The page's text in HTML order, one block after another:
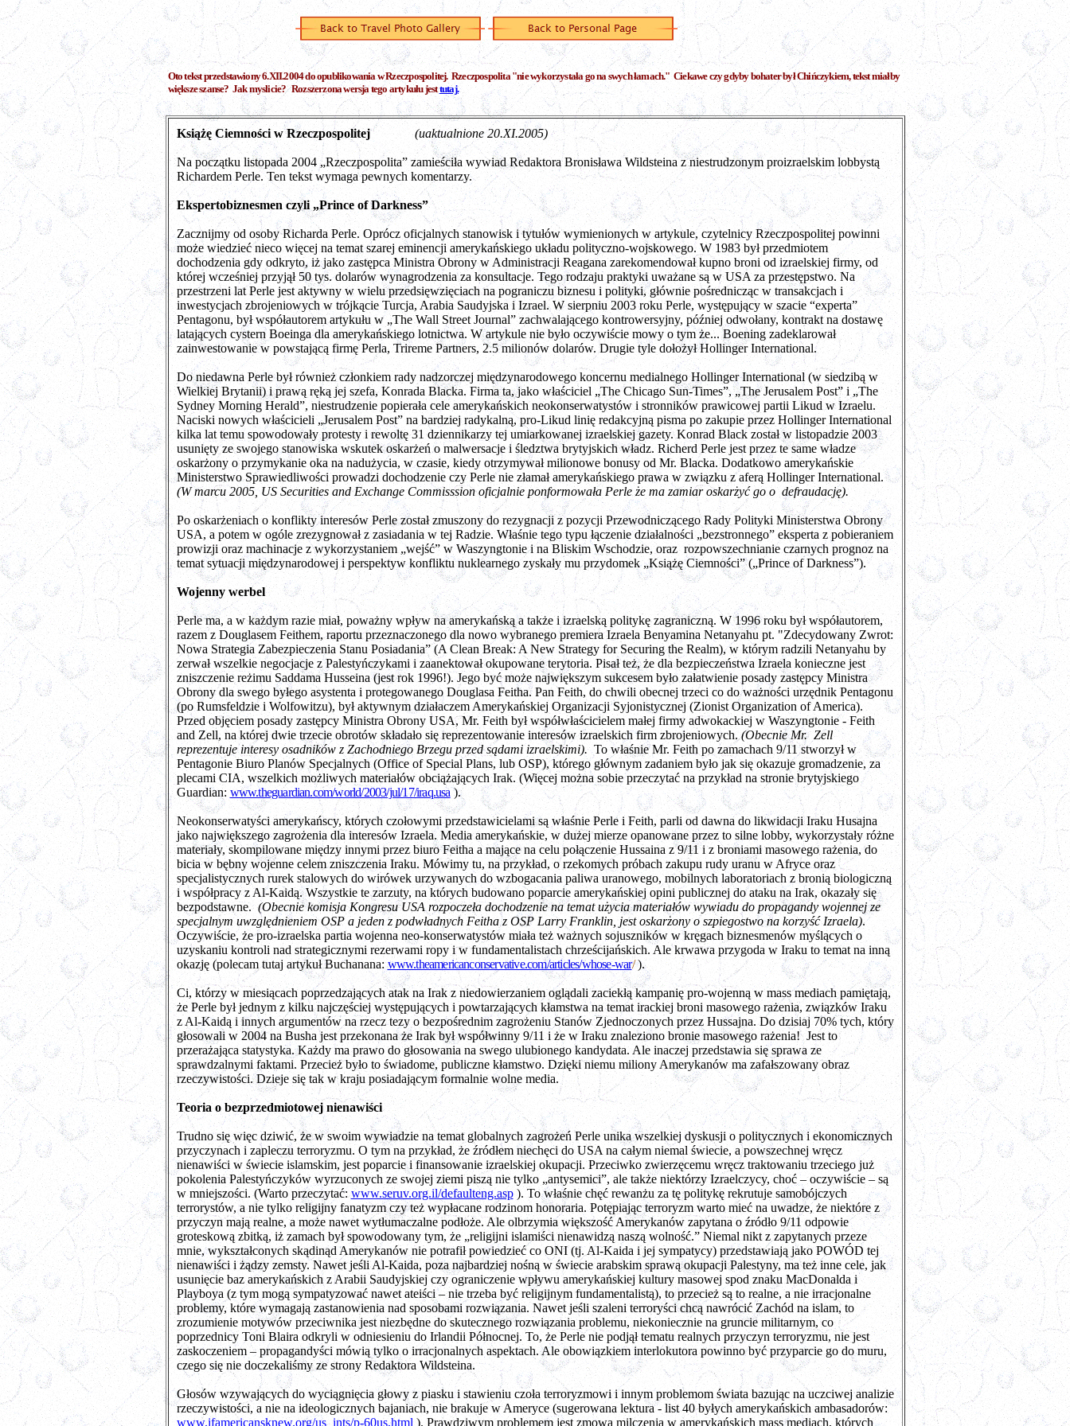
Oto tekst przedstawiony 6.XII.2004 do opublikowania w Rzeczpospolitej. Rzeczpospolita "nie wykorzystała go na swych łamach." Ciekawe czy gdyby bohater był Chińczykiem, tekst miałby
większe szanse? Jak myslicie? Rozszerzona wersja tego artykułu jesttutaj.
Książę Ciemności w Rzeczpospolitej (uaktualnione 20.XI.2005)
Na początku listopada 2004 „Rzeczpospolita” zamieściła wywiad Redaktora Bronisława Wildsteina z niestrudzonym proizraelskim lobbystą
Richardem Perle. Ten tekst wymaga pewnych komentarzy.
Ekspertobiznesmen czyli „Prince of Darkness”
Zacznijmy od osoby Richarda Perle. Oprócz oficjalnych stanowisk i tytułów wymienionych w artykule, czytelnicy Rzeczpospolitej powinni
może wiedzieć nieco więcej na temat szarej eminencji amerykańskiego układu polityczno-wojskowego. W 1983 był przedmiotem
dochodzenia gdy odkryto, iż jako zastępca Ministra Obrony w Administracji Reagana zarekomendował kupno broni od izraelskiej firmy, od
której wcześniej przyjął 50 tys. dolarów wynagrodzenia za konsultacje. Tego rodzaju praktyki uważane są w USA za przestępstwo. Na
przestrzeni lat Perle jest aktywny w wielu przedsięwzięciach na pograniczu biznesu i polityki, głównie pośrednicząc w transakcjach i
inwestycjach zbrojeniowych w trójkącie Turcja, Arabia Saudyjska i Izrael. W sierpniu 2003 roku Perle, występujący w szacie “experta”
Pentagonu, był współautorem artykułu w „The Wall Street Journal” zachwalającego kontrowersyjny, później odwołany, kontrakt na dostawę
latających cystern Boeinga dla amerykańskiego lotnictwa. W artykule nie było oczywiście mowy o tym że... Boening zadeklarował
zainwestowanie w powstającą firmę Perla, Trireme Partners, 2.5 milionów dolarów. Drugie tyle dołożył Hollinger International.
Do niedawna Perle był również członkiem rady nadzorczej międzynarodowego koncernu medialnego Hollinger International (w siedzibą w
Wielkiej Brytanii) i prawą ręką jej szefa, Konrada Blacka. Firma ta, jako właściciel „The Chicago Sun-Times”, „The Jerusalem Post” i „The
Sydney Morning Herald”, niestrudzenie popierała cele amerykańskich neokonserwatystów i stronników prawicowej partii Likud w Izraelu.
Naciski nowych właścicieli „Jerusalem Post” na bardziej radykalną, pro-Likud linię redakcyjną pisma po zakupie przez Hollinger International
kilka lat temu spowodowały protesty i rewoltę 31 dziennikarzy tej umiarkowanej izraelskiej gazety. Konrad Black został w listopadzie 2003
usunięty ze swojego stanowiska wskutek oskarżeń o malwersacje i śledztwa brytyjskich władz. Richerd Perle jest przez te same władze
oskarżony o przymykanie oka na nadużycia, w czasie, kiedy otrzymywał milionowe bonusy od Mr. Blacka. Dodatkowo amerykańskie
Ministerstwo Sprawiedliwości prowadzi dochodzenie czy Perle nie złamał amerykańskiego prawa w związku z aferą Hollinger International.
(W marcu 2005, US Securities and Exchange Commisssion oficjalnie ponformowała Perle że ma zamiar oskarżyć go o defraudację).
Po oskarżeniach o konflikty interesów Perle został zmuszony do rezygnacji z pozycji Przewodniczącego Rady Polityki Ministerstwa Obrony
USA, a potem w ogóle zrezygnował z zasiadania w tej Radzie. Właśnie tego typu łączenie działalności „bezstronnego” eksperta z pobieraniem
prowizji oraz machinacje z wykorzystaniem „wejść” w Waszyngtonie i na Bliskim Wschodzie, oraz rozpowszechnianie czarnych prognoz na
temat sytuacji międzynarodowej i perspektyw konfliktu nuklearnego zyskały mu przydomek „Książę Ciemności” („Prince of Darkness”).
Wojenny werbel
Perle ma, a w każdym razie miał, poważny wpływ na amerykańską a także i izraelską politykę zagraniczną. W 1996 roku był współautorem,
razem z Douglasem Feithem, raportu przeznaczonego dla nowo wybranego premiera Izraela Benyamina Netanyahu pt. "Zdecydowany Zwrot:
Nowa Strategia Zabezpieczenia Stanu Posiadania” (A Clean Break: A New Strategy for Securing the Realm), w którym radzili Netanyahu by
zerwał wszelkie negocjacje z Palestyńczykami i zaanektował okupowane terytoria. Pisał też, że dla bezpieczeństwa Izraela konieczne jest
zniszczenie reżimu Saddama Husseina (jest rok 1996!). Jego być może największym sukcesem było załatwienie posady zastępcy Ministra
Obrony dla swego byłego asystenta i protegowanego Douglasa Feitha. Pan Feith, do chwili obecnej trzeci co do ważności urzędnik Pentagonu
(po Rumsfeldzie i Wolfowitzu), był aktywnym działaczem Amerykańskiej Organizacji Syjonistycznej (Zionist Organization of America).
Przed objęciem posady zastępcy Ministra Obrony USA, Mr. Feith był współwłaścicielem małej firmy adwokackiej w Waszyngtonie - Feith
and Zell, na której dwie trzecie obrotów składało się reprezentowanie interesów izraelskich firm zbrojeniowych.(Obecnie Mr. Zell
reprezentuje interesy osadników z Zachodniego Brzegu przed sądami izraelskimi).To właśnie Mr. Feith po zamachach 9/11 stworzył w
Pentagonie Biuro Planów Specjalnych (Office of Special Plans, lub OSP), którego głównym zadaniem było jak się okazuje gromadzenie, za
plecami CIA, wszelkich możliwych materiałów obciążających Irak. (Więcej można sobie przeczytać na przykład na stronie brytyjskiego
Guardian: www.theguardian.com/world/2003/jul/17/iraq.usa ).
Neokonserwatyści amerykańscy, których czołowymi przedstawicielami są właśnie Perle i Feith, parli od dawna do likwidacji Iraku Husajna
jako największego zagrożenia dla interesów Izraela. Media amerykańskie, w dużej mierze opanowane przez to silne lobby, wykorzystały różne
materiały, skompilowane między innymi przez biuro Feitha a mające na celu połączenie Hussaina z 9/11 i z broniami masowego rażenia, do
bicia w bębny wojenne celem zniszczenia Iraku. Mówimy tu, na przykład, o rzekomych próbach zakupu rudy uranu w Afryce oraz
specjalistycznych rurek stalowych do wirówek urzywanych do wzbogacania paliwa uranowego, mobilnych laboratoriach z bronią biologiczną
i współpracy z Al-Kaidą. Wszystkie te zarzuty, na których budowano poparcie amerykańskiej opini publicznej do ataku na Irak, okazały się
bezpodstawne.(Obecnie komisja Kongresu USA rozpoczeła dochodzenie na temat użycia materiałów wywiadu do propagandy wojennej ze
specjalnym uwzględnieniem OSP a jeden z podwładnych Feitha z OSP Larry Franklin, jest oskarżony o szpiegostwo na korzyść Izraela).
Oczywiście, że pro-izraelska partia wojenna neo-konserwatystów miała też ważnych sojuszników w kręgach biznesmenów myślących o
uzyskaniu kontroli nad strategicznymi rezerwami ropy i w fundamentalistach chrześcijańskich. Ale krwawa przygoda w Iraku to temat na inną
okazję (polecam tutaj artykuł Buchanana:www.theamericanconservative.com/articles/whose-war/ ).
Ci, którzy w miesiącach poprzedzających atak na Irak z niedowierzaniem oglądali zaciekłą kampanię pro-wojenną w mass mediach pamiętają,
że Perle był jednym z kilku najczęściej występujących i powtarzających kłamstwa na temat irackiej broni masowego rażenia, związków Iraku
z Al-Kaidą i innych argumentów na rzecz tezy o bezpośrednim zagrożeniu Stanów Zjednoczonych przez Hussajna. Do dzisiaj 70% tych, który
głosowali w 2004 na Busha jest przekonana że Irak był współwinny 9/11 i że w Iraku znaleziono bronie masowego rażenia! Jest to
przerażająca statystyka. Każdy ma prawo do głosowania na swego ulubionego kandydata. Ale inaczej przedstawia się sprawa ze
sprawdzalnymi faktami. Przecież było to świadome, publiczne kłamstwo. Dzięki niemu miliony Amerykanów ma zafałszowany obraz
rzeczywistości. Dzieje się tak w kraju posiadającym formalnie wolne media.
Teoria o bezprzedmiotowej nienawiści
Trudno się więc dziwić, że w swoim wywiadzie na temat globalnych zagrożeń Perle unika wszelkiej dyskusji o politycznych i ekonomicznych
przyczynach i zapleczu terroryzmu. O tym na przykład, że źródłem niechęci do USA na całym niemal świecie, a powszechnej wręcz
nienawiści w świecie islamskim, jest poparcie i finansowanie izraelskiej okupacji. Przeciwko zwierzęcemu wręcz traktowaniu trzeciego już
pokolenia Palestyńczyków wyrzuconych ze swojej ziemi piszą nie tylko „antysemici”, ale także niektórzy Izraelczycy, choć – oczywiście – są
w mniejszości. (Warto przeczytać:www.seruv.org.il/defaulteng.asp). To właśnie chęć rewanżu za tę politykę rekrutuje samobójczych
terrorystów, a nie tylko religijny fanatyzm czy też wypłacane rodzinom honoraria. Potępiając terroryzm warto mieć na uwadze, że niektóre z
przyczyn mają realne, a może nawet wytłumaczalne podłoże. Ale olbrzymia większość Amerykanów zapytana o źródło 9/11 odpowie
groteskową zbitką, iż zamach był spowodowany tym, że „religijni islamiści nienawidzą naszą wolność.” Niemal nikt z zapytanych przeze
mnie, wykształconych skądinąd Amerykanów nie potrafił powiedzieć co ONI (tj. Al-Kaida i jej sympatycy) przedstawiają jako POWÓD tej
nienawiści i żądzy zemsty. Nawet jeśli Al-Kaida, poza najbardziej nośną w świecie arabskim sprawą okupacji Palestyny, ma też inne cele, jak
usunięcie baz amerykańskich z Arabii Saudyjskiej czy ograniczenie wpływu amerykańskiej kultury masowej spod znaku MacDonalda i
Playboya (z tym mogą sympatyzować nawet ateiści – nie trzeba być religijnym fundamentalistą), to przecież są to realne, a nie irracjonalne
problemy, które wymagają zastanowienia nad sposobami rozwiązania. Nawet jeśli szaleni terroryści chcą nawrócić Zachód na islam, to
zrozumienie motywów przeciwnika jest niezbędne do skutecznego rozwiązania problemu, niekoniecznie na gruncie militarnym, co
poprzednicy Toni Blaira odkryli w odniesieniu do Irlandii Północnej. To, że Perle nie podjął tematu realnych przyczyn terroryzmu, nie jest
zaskoczeniem – propagandyści mówią tylko o irracjonalnych aspektach. Ale obowiązkiem interlokutora powinno być przyparcie go do muru,
czego się nie doczekaliśmy ze strony Redaktora Wildsteina.
Głosów wzywających do wyciągnięcia głowy z piasku i stawieniu czoła terroryzmowi i innym problemom świata bazując na uczciwej analizie
rzeczywistości, a nie na ideologicznych bajaniach, nie brakuje w Ameryce (sugerowana lektura - list 40 byłych amerykańskich ambasadorów:
www.ifamericansknew.org/us_ints/p-60us.html ). Prawdziwym problemem jest zmowa milczenia w amerykańskich mass mediach, których